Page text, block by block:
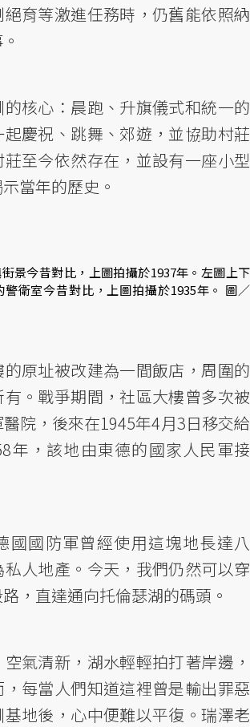
育等激進任務時，仍舊能依照納
核心：晨跑、升旗儀式和統一的
慶祝、跳舞、郊遊，並協助村莊
至今依然存在，並設有一座小型
當年的歷史。
景今昔對比，上圖拍攝於1937年。左圖上下
衛室今昔對比，上圖拍攝於1935年。 圖／
原址被改建為一間飯店，周圍的
。戰爭期間，社區大樓曾多次被
院，後來在1945年4月3日移交給
年，該地由東德的國家人民軍接
國國防軍曾經使用這塊地長達八
人地產。今天，我們仍然可以穿
，直達通向托倫瑟湖的碼頭。
氣清新，湖水輕輕拍打著岸邊，
每當人們知道這裡曾是輸出罪惡
地後，心中便難以平復。瑞澤老